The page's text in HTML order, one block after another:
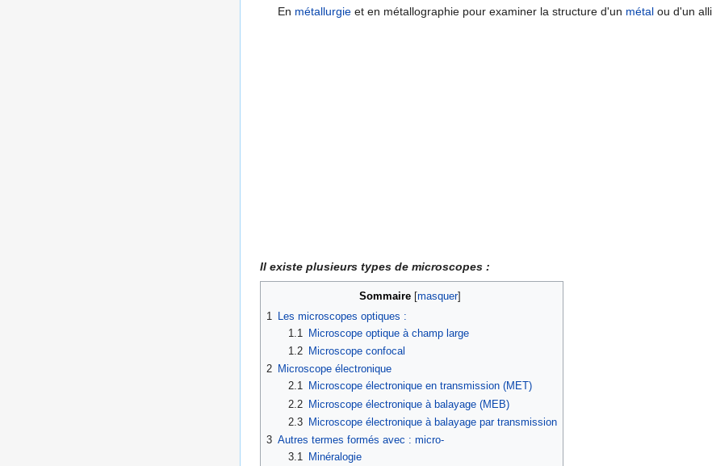
En métallurgie et en métallographie pour examiner la structure d'un métal ou d'un
Il existe plusieurs types de microscopes :
Sommaire [masquer]
1
Les microscopes optiques :
1.1
Microscope optique à champ large
1.2
Microscope confocal
2 Microscope électronique
2.1
Microscope électronique en transmission (MET)
2.2 Microscope électronique à balayage (MEB)
2.3
Microscope électronique à balayage par transmission
3 Autres termes formés avec : micro-
3.1
Minéralogie